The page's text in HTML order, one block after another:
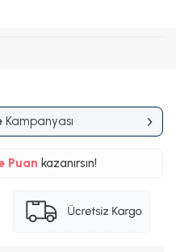
Kampanyası
Puan kazanırsın!